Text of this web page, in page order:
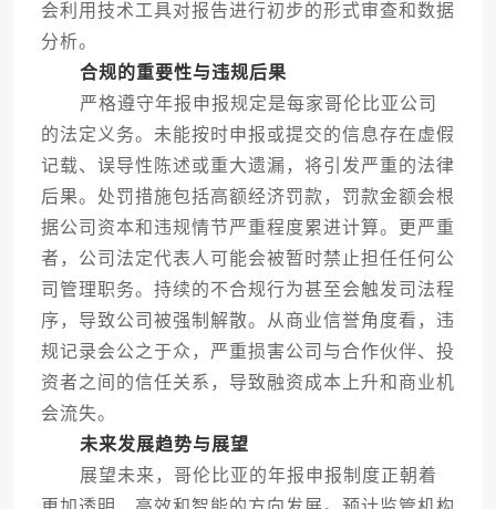
会利用技术工具对报告进行初步的形式审查和数据
分析。
合规的重要性与违规后果
严格遵守年报申报规定是每家哥伦比亚公司
的法定义务。未能按时申报或提交的信息存在虚假
记载、误导性陈述或重大遗漏，将引发严重的法律
后果。处罚措施包括高额经济罚款，罚款金额会根
据公司资本和违规情节严重程度累进计算。更严重
者，公司法定代表人可能会被暂时禁止担任任何公
司管理职务。持续的不合规行为甚至会触发司法程
序，导致公司被强制解散。从商业信誉角度看，违
规记录会公之于众，严重损害公司与合作伙伴、投
资者之间的信任关系，导致融资成本上升和商业机
会流失。
未来发展趋势与展望
展望未来，哥伦比亚的年报申报制度正朝着